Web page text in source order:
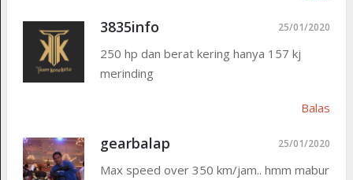
3835info 25/01/2020
250 hp dan berat kering hanya 157 kj
merinding
Balas
gearbalap 25/01/2020
Max speed over 350 km/jam.. hmm mabur